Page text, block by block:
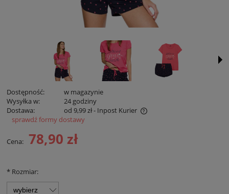
Dostępność:
w magazynie
Wysyłka w:
24 godziny
Dostawa:
od 9,99 zł- Inpost Kurier
Cena zawiera koszty płatności online
sprawdź formy dostawy
Cena: 78,90 zł
* Rozmiar: